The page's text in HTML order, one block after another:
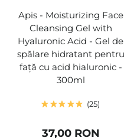
Apis - Moisturizing Face
Cleansing Gel with
Hyaluronic Acid - Gel de
spălare hidratant pentru
față cu acid hialuronic -
300ml
25
37,00 RON